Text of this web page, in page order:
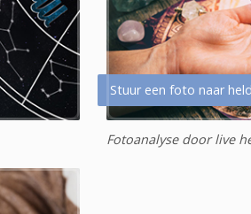
Stuur een foto naar
Fotoanalyse door live